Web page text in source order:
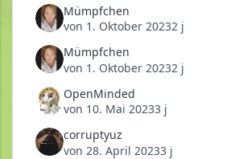
Mümpfchen
von 1. Oktober 20232 j
Mümpfchen
von 1. Oktober 20232 j
OpenMinded
von 10. Mai 20233 j
corruptyuz
von 28. April 20233 j